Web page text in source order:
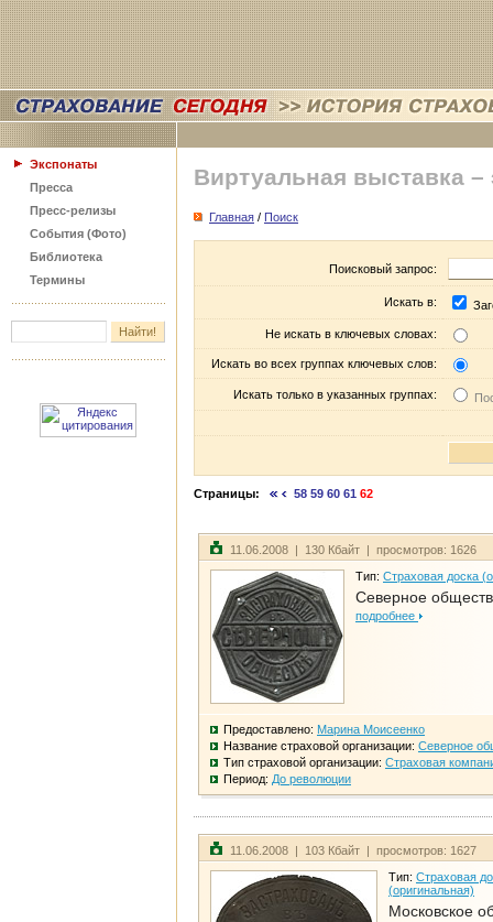
Экспонаты
Пресса
Пресс-релизы
События (Фото)
Библиотека
Термины
Виртуальная выставка –
Главная / Поиск
Поисковый запрос:
Искать в:
Не искать в ключевых словах:
Искать во всех группах ключевых слов:
Искать только в указанных группах:
Страницы: 58 59 60 61 62
11.06.2008 | 130 Кбайт | просмотров: 1626
Тип: Страховая доска
Северное
подробнее
Предоставлено: Марина Моисеенко
Название страховой организации: Северное
Тип страховой организации: Страховая
Период: До революции
11.06.2008 | 103 Кбайт | просмотров: 1627
Тип: Страховая
(оригинальная)
Московское